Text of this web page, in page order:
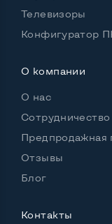
Телевизоры
Конфигуратор
О компании
О нас
Сотрудничество
Предпродажная
Отзывы
Блог
Контакты